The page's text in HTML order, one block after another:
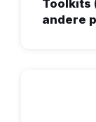
Toolkits
andere